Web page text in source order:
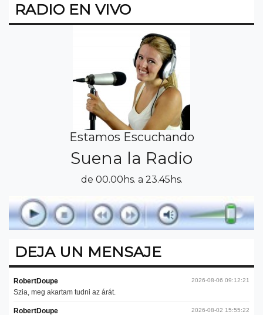
RADIO EN VIVO
Estamos Escuchando
Suena la Radio
de 00.00hs. a 23.45hs.
DEJA UN MENSAJE